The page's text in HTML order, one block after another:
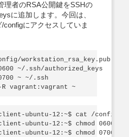
理者のRSA公開鍵をSSHの
に追加します。今回は、
configにアクセスしていま
workstation_rsa_key.pub >>
~/.ssh/authorized_keys
~ ~/.ssh
ubuntu-12:~$ cat /config/
ubuntu-12:~$ chmod 0600
ubuntu-12:~$ chmod 0700 ~